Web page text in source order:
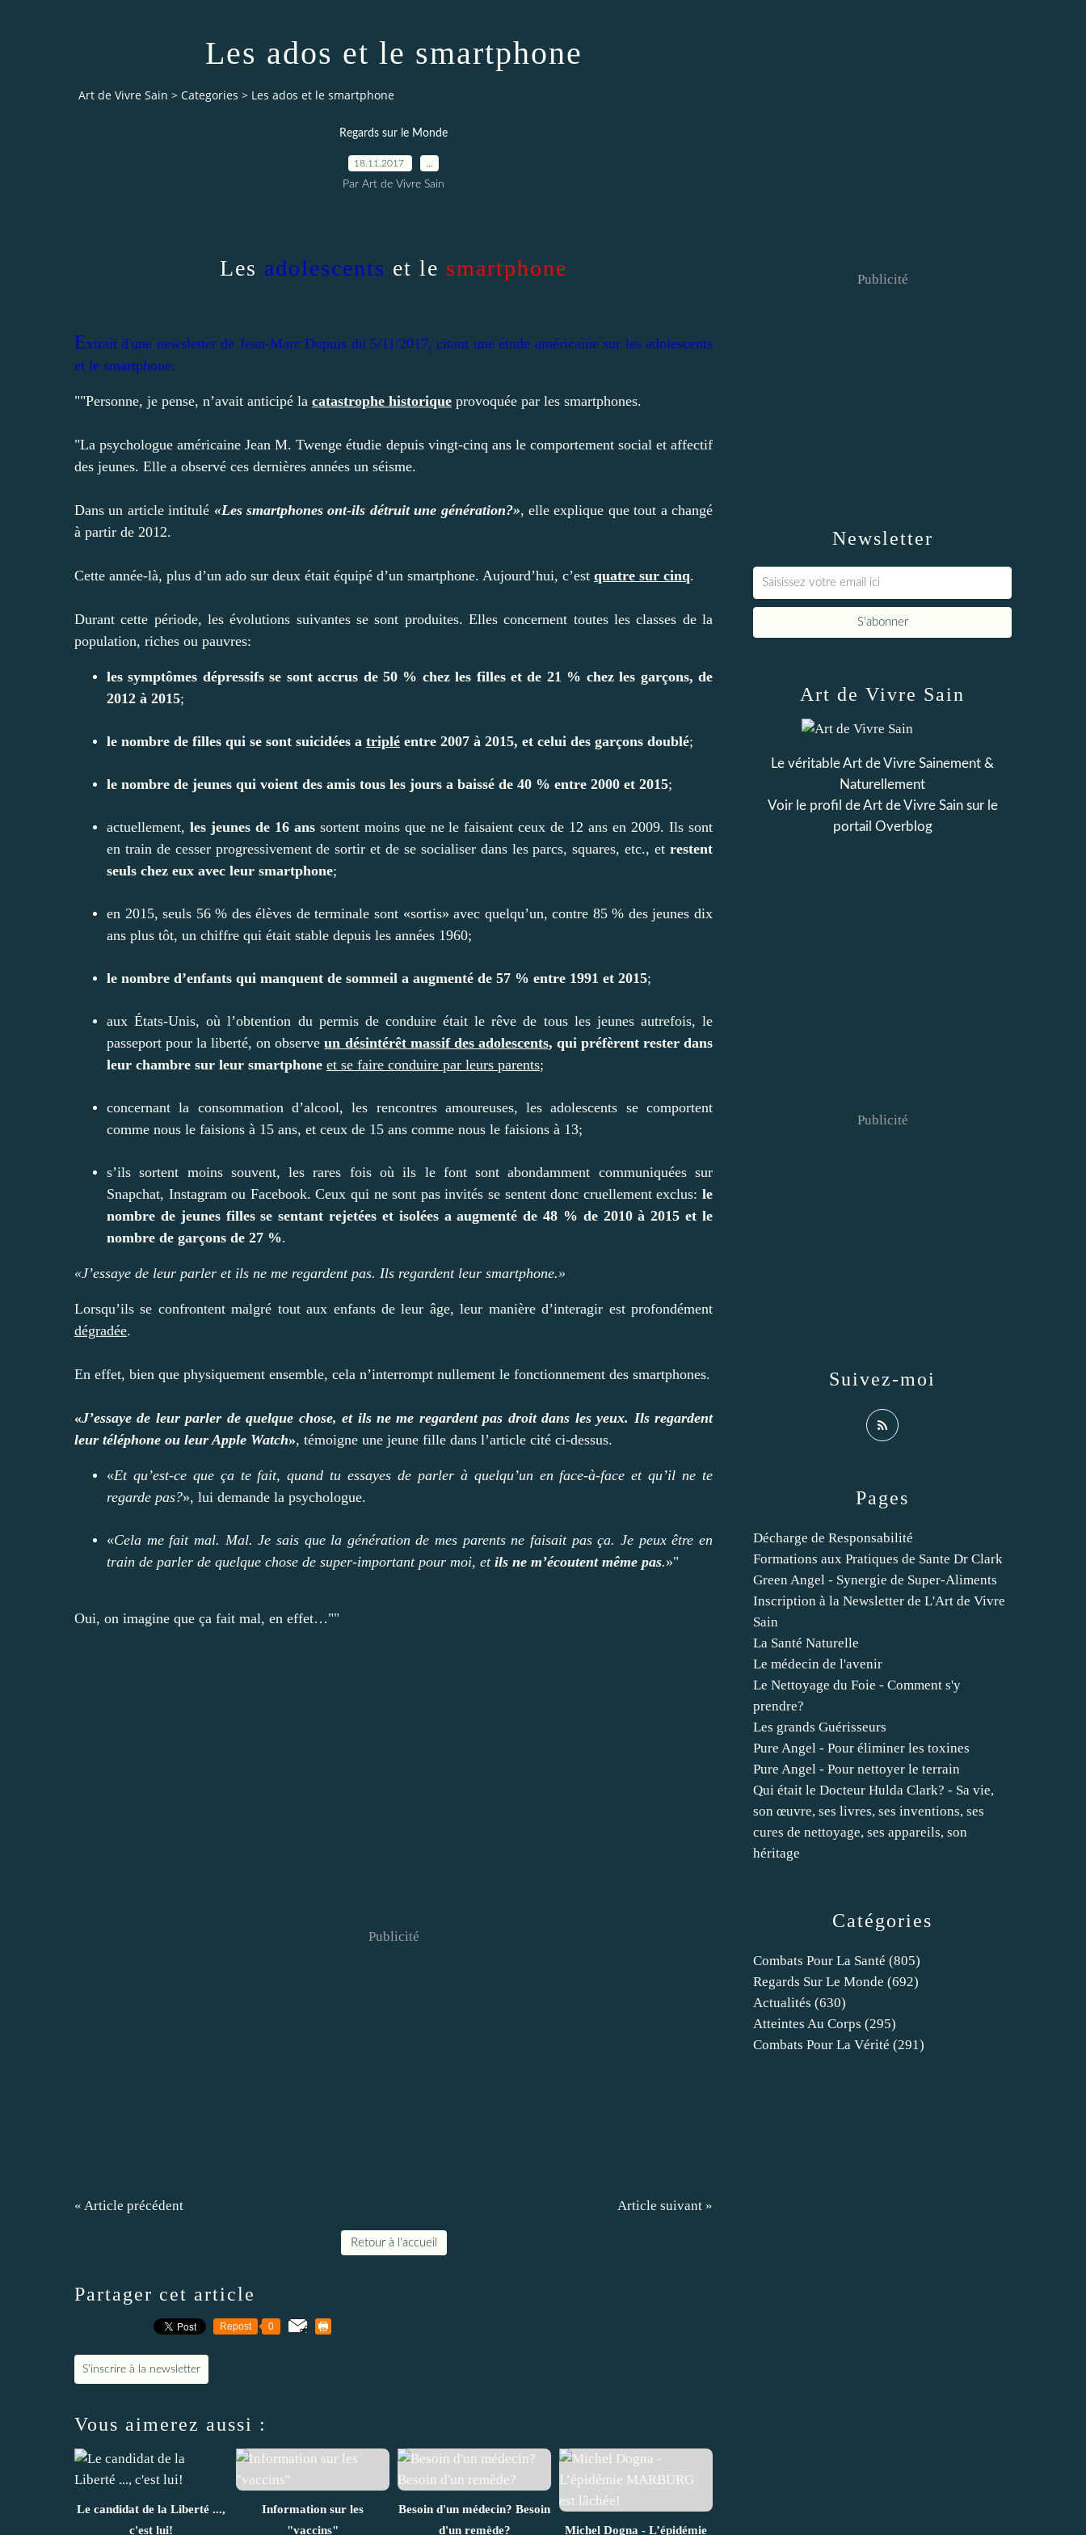
Les ados et le smartphone
Art de Vivre Sain > Categories > Les ados et le smartphone
Regards sur le Monde
18.11.2017
Par Art de Vivre Sain
Les adolescents et le smartphone
Extrait d'une newsletter de Jean-Marc Dupuis du 5/11/2017, citant une étude américaine sur les adolescents
et le smartphone:
""Personne, je pense, n’avait anticipé la catastrophe historique provoquée par les smartphones.
"La psychologue américaine Jean M. Twenge étudie depuis vingt-cinq ans le comportement social et affectif
des jeunes. Elle a observé ces dernières années un séisme.
Dans un article intitulé «Les smartphones ont-ils détruit une génération?», elle explique que tout a changé
à partir de 2012.
Cette année-là, plus d’un ado sur deux était équipé d’un smartphone. Aujourd’hui, c’est quatre sur cinq.
Durant cette période, les évolutions suivantes se sont produites. Elles concernent toutes les classes de la
population, riches ou pauvres:
les symptômes dépressifs se sont accrus de 50 % chez les filles et de 21 % chez les garçons, de
2012 à 2015;
le nombre de filles qui se sont suicidées a triplé entre 2007 à 2015, et celui des garçons doublé;
le nombre de jeunes qui voient des amis tous les jours a baissé de 40 % entre 2000 et 2015;
actuellement, les jeunes de 16 anssortent moins que ne le faisaient ceux de 12 ans en 2009. Ils sont
en train de cesser progressivement de sortir et de se socialiser dans les parcs, squares, etc., et restent
seuls chez eux avec leur smartphone;
en 2015, seuls 56 % des élèves de terminale sont «sortis» avec quelqu’un, contre 85 % des jeunes dix
ans plus tôt, un chiffre qui était stable depuis les années 1960;
le nombre d’enfants qui manquent de sommeil a augmenté de 57 % entre 1991 et 2015;
aux États-Unis, où l’obtention du permis de conduire était le rêve de tous les jeunes autrefois, le
passeport pour la liberté, on observeun désintérêt massif des adolescents, qui préfèrent rester dans
leur chambre sur leur smartphone et se faire conduire par leurs parents;
concernant la consommation d’alcool, les rencontres amoureuses, les adolescents se comportent
comme nous le faisions à 15 ans, et ceux de 15 ans comme nous le faisions à 13;
s’ils sortent moins souvent, les rares fois où ils le font sont abondamment communiquées sur
Snapchat, Instagram ou Facebook. Ceux qui ne sont pas invités se sentent donc cruellement exclus: le
nombre de jeunes filles se sentant rejetées et isolées a augmenté de 48 % de 2010 à 2015 et le
nombre de garçons de 27 %.
«J’essaye de leur parler et ils ne me regardent pas. Ils regardent leur smartphone.»
Lorsqu’ils se confrontent malgré tout aux enfants de leur âge, leur manière d’interagir est profondément
dégradée.
En effet, bien que physiquement ensemble, cela n’interrompt nullement le fonctionnement des smartphones.
«J’essaye de leur parler de quelque chose, et ils ne me regardent pas droit dans les yeux. Ils regardent
leur téléphone ou leur Apple Watch», témoigne une jeune fille dans l’article cité ci-dessus.
«Et qu’est-ce que ça te fait, quand tu essayes de parler à quelqu’un en face-à-face et qu’il ne te
regarde pas?», lui demande la psychologue.
«Cela me fait mal. Mal. Je sais que la génération de mes parents ne faisait pas ça. Je peux être en
train de parler de quelque chose de super-important pour moi, et ils ne m’écoutent même pas.»"
Oui, on imagine que ça fait mal, en effet…""
Publicité
« Article précédent Article suivant »
Retour à l'accueil
Partager cet article
Repost 0
S'inscrire à la newsletter
Vous aimerez aussi :
Le candidat de la Liberté ...,
c'est lui!
Information sur les
"vaccins"
Besoin d'un médecin? Besoin
d'un remède?
Michel Dogna - L’épidémie
Newsletter
Publicité
Catégories
Combats Pour La Santé (805)
Regards Sur Le Monde (692)
Actualités (630)
Atteintes Au Corps (295)
Combats Pour La Vérité (291)
Pages
Décharge de Responsabilité
Formations aux Pratiques de Sante Dr Clark
Green Angel - Synergie de Super-Aliments
Inscription à la Newsletter de L'Art de Vivre
Sain
La Santé Naturelle
Le médecin de l'avenir
Le Nettoyage du Foie - Comment s'y
prendre?
Les grands Guérisseurs
Pure Angel - Pour éliminer les toxines
Pure Angel - Pour nettoyer le terrain
Qui était le Docteur Hulda Clark? - Sa vie,
son œuvre, ses livres, ses inventions, ses
cures de nettoyage, ses appareils, son
héritage
Art de Vivre Sain
Le véritable Art de Vivre Sainement &
Naturellement
Voir le profil deArt de Vivre Sainsur le
portail Overblog
Suivez-moi
Publicité